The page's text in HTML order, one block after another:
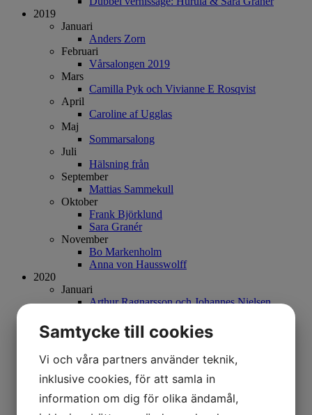
2019
Januari
Anders Zorn
Februari
Vårsalongen 2019
Mars
Camilla Pyk och Vivianne E Rosqvist
April
Caroline af Ugglas
Maj
Sommarsalong
Juli
Hälsning från
September
Mattias Sammekull
Oktober
Frank Björklund
Sara Granér
November
Bo Markenholm
Anna von Hausswolff
2020
Januari
Arthur Ragnarsson och Johannes Nielsen
Vårsalongen
Mars
April
Vårutställning
Sommarutställning
Samtycke till cookies
Vi och våra partners använder teknik,
inklusive cookies, för att samla in
information om dig för olika ändamål,